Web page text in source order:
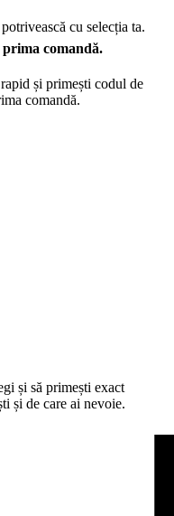
cu selecția ta.
comandă.
și primești codul de
comandă.
și să primești exact
și de care ai nevoie.